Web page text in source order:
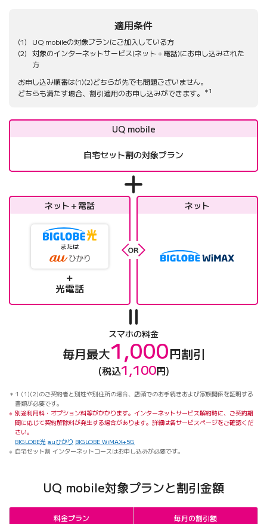
適用条件
UQ mobileの対象プランにご加入している方
対象のインターネットサービス(ネット＋電話)にお申し込みされた
方
お申し込み順番は(1)(2)どちらが先でも問題ございません。
どちらも満たす場合、割引適用のお申し込みができます。
＊1
UQ mobile
自宅セット割の対象プラン
ネット＋電話
または
＋
光電話
ネット
スマホの料金
毎月最大1,000円割引
(税込1,100円)
1 (1)(2)のご契約者と別姓や別住所の場合、店頭でのお手続きおよび家族関係を証明する
書類が必要です。
別途利用料・オプション料等がかかります。インターネットサービス解約時に、ご契約期
間に応じて契約解除料が発生する場合があります。詳細は各サービスページをご確認くだ
さい。
BIGLOBE光 auひかり BIGLOBE WiMAX+5G
自宅セット割 インターネットコースはお申し込みが必要です。
UQ mobile対象プランと割引金額
料金プラン
毎月の割引額